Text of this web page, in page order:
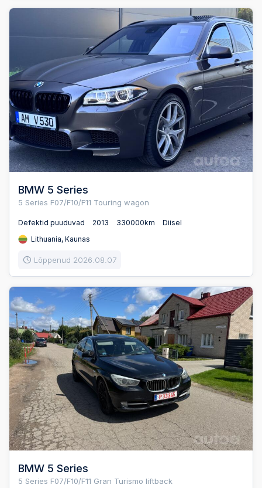
BMW 5 Series
5 Series F07/F10/F11 Touring wagon
Defektid puuduvad 2013 330000km
Diisel
Lithuania, Kaunas
Lõppenud 2026.08.07
BMW 5 Series
5 Series F07/F10/F11 Gran Turismo liftback